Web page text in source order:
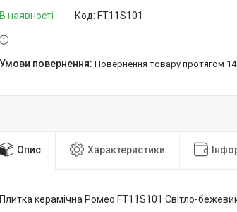
В наявності Код: FT11S101
повернення товару протягом 14
Опис Характеристики
Плитка керамічна Ромео FT11S101 Світло-